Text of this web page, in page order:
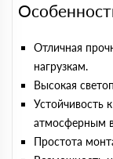
Отличная
нагрузкам.
Высокая
Устойчивость
атмосферным
Простота